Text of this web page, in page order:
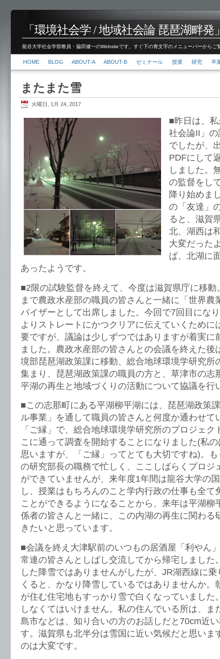
「環境社会学 / 地域社会論 琵琶湖畔発
龍谷大学社会学部教員・脇田健一のWebsiteです。すぐ下の青文字のメニューバーから
HOME BLOG ABOUT-A ABOUT-B ゼミナール 授業 研究 卒
またまた雪
火曜日, 1月 24, 2017
■昨日は、
社会論II」
でしたが、
PDFにして
しました。
の監督をし
降り始めま
の「友達」
ると、滋賀
北、湖西は
大変だった
ば、北湖に
あったようです。
■2限の試験監督を終えて、今度は滋賀県庁に移
まで農政水産部の職員の皆さんと一緒に「世界農
バイザーとして出席しました。今回で7回目にな
よりストレートにかつクリアに伝えていくために
要ですが、議論は少しずつではありますが着実に
ました。農政水産部の皆さんとの会議を終えた後
境部琵琶湖政策課に移動、総合地球環境学研究所
集まり、琵琶湖政策課の職員の方と、草津市の志
平湖の再生と地域づくりの活動について協議を行
■この志那町にある平湖柳平湖には、琵琶湖政策
ル事業」を通して職員の皆さんと何度か通わせて
「ご縁」で、総合地球環境学研究所のプロジェ
こに通って調査を開始することになりました(私
思いますが、「ご縁」ってとても大切ですね)。
の研究部長の職務で忙しく、ここしばらくプロジ
ができていませんが、来年度1年間は龍谷大学の
し、授業はもちろんのこと学内行政の仕事も全て
ことができるようになることから、来年は平湖柳
係者の皆さんと一緒に、この内湖の再生に関わる
きたいと思っています。
■会議を終え大津駅前のいつもの居酒屋「利やん
常連の皆さんとしばし交流してから帰宅しました
した降雪ではありませんがしたが、JR湖西線に
くると、かなり降雪しているではありませんか。
が住む住宅地もすっかり雪で白くなっていまし
しなくてはいけません。私の住んでいる所は、ま
島市などは、知り合いの方のお話しだと70cm近
す。滋賀県も北半分は雪国に近い気候だと思いま
のは大変です。